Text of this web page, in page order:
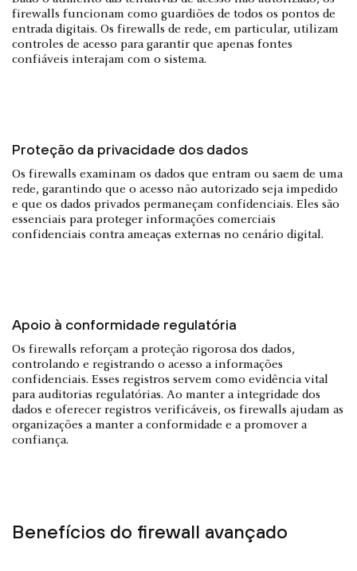
firewalls funcionam como guardiões de todos os pontos de
entrada digitais. Os firewalls de rede, em particular, utilizam
controles de acesso para garantir que apenas fontes
confiáveis interajam com o sistema.
Proteção da privacidade dos dados
Os firewalls examinam os dados que entram ou saem de uma
rede, garantindo que o acesso não autorizado seja impedido
e que os dados privados permaneçam confidenciais. Eles são
essenciais para proteger informações comerciais
confidenciais contra ameaças externas no cenário digital.
Apoio à conformidade regulatória
Os firewalls reforçam a proteção rigorosa dos dados,
controlando e registrando o acesso a informações
confidenciais. Esses registros servem como evidência vital
para auditorias regulatórias. Ao manter a integridade dos
dados e oferecer registros verificáveis, os firewalls ajudam as
organizações a manter a conformidade e a promover a
confiança.
Benefícios do firewall avançado